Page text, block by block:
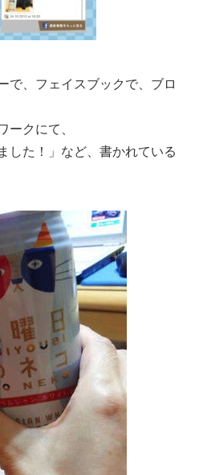
で、フェイスブックで、ブロ
クにて、
した！」など、書かれている